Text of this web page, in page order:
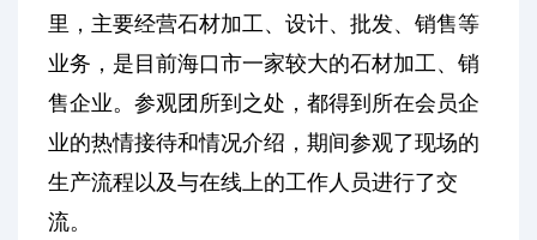
里，主要经营石材加工、设计、批发、销售等
业务，是目前海口市一家较大的石材加工、销
售企业。参观团所到之处，都得到所在会员企
业的热情接待和情况介绍，期间参观了现场的
生产流程以及与在线上的工作人员进行了交
流。